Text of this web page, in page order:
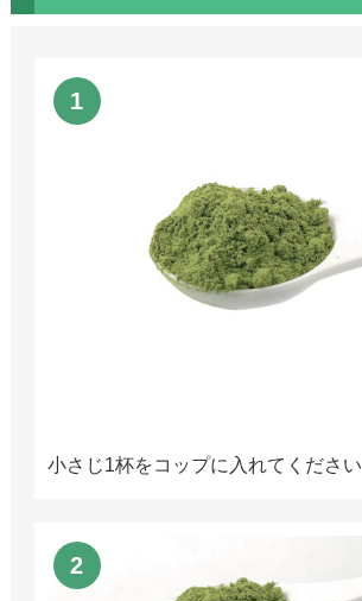
小さじ1杯をコップに入れてください